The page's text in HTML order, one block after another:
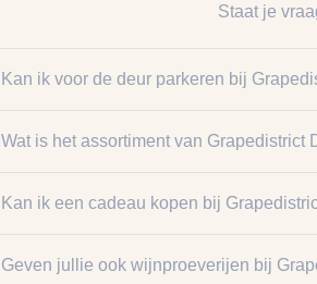
Staat je
Kan ik voor de deur parkeren bij
Wat is het assortiment van Grapedistrict
Kan ik een cadeau kopen bij
Geven jullie ook wijnproeverijen bij